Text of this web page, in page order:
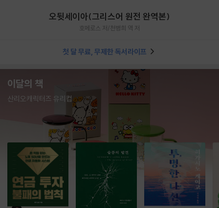
오뒷세이아(그리스어 원전 완역본)
호메로스 저/천병희 역 저
첫 달 무료, 무제한 독서라이프
이달의 책
산리오캐릭터즈 유리컵